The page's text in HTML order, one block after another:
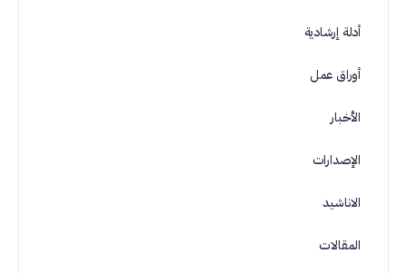
أدلة إرشادية
أوراق عمل
الأخبار
الإصدارات
الاناشيد
المقالات